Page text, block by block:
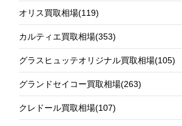
オリス買取相場(119)
カルティエ買取相場(353)
グラスヒュッテオリジナル買取相場(105)
グランドセイコー買取相場(263)
クレドール買取相場(107)